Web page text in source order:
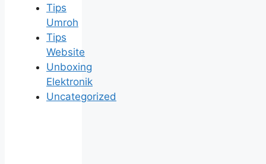
Tips
Umroh
Tips
Website
Unboxing
Elektronik
Uncategorized